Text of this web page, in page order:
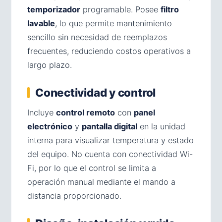
temporizador programable. Posee filtro
lavable, lo que permite mantenimiento
sencillo sin necesidad de reemplazos
frecuentes, reduciendo costos operativos a
largo plazo.
Conectividad y control
Incluye control remoto con panel
electrónico y pantalla digital en la unidad
interna para visualizar temperatura y estado
del equipo. No cuenta con conectividad Wi-
Fi, por lo que el control se limita a
operación manual mediante el mando a
distancia proporcionado.